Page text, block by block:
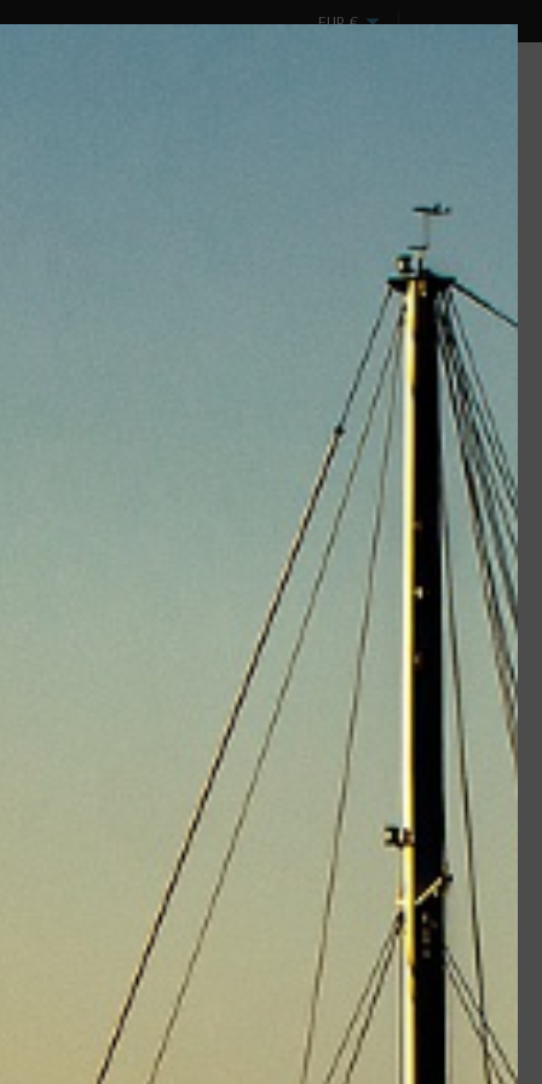
EUR€
Marque :Cousin
résistance et très faible allongement. Le SK99 est 20% plus
étai largable. Epissure et surgainage aisé.
domaines, dans l'industrie, le levage, le treuillage,
textile synthétique pour remplacer avantageusement les
CT-SK99-1G03
10 12
A la coupe / mètre
En stock